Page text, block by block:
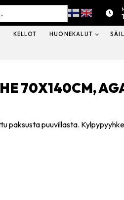
KELLOT HUONEKALUT
70X140CM,
paksusta puuvillasta.